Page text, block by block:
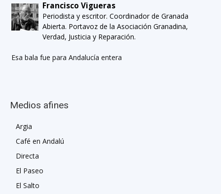
Francisco Vigueras
Periodista y escritor. Coordinador de Granada
Abierta. Portavoz de la Asociación Granadina,
Verdad, Justicia y Reparación.
Esa bala fue para Andalucía entera
Medios afines
Argia
Café en Andalú
Directa
El Paseo
El Salto